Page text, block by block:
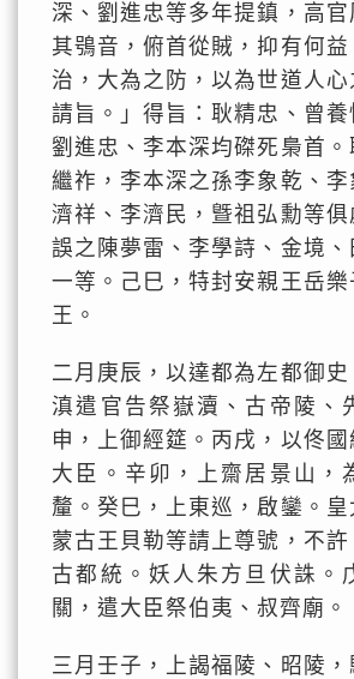
深、劉進忠等多年提鎮，高
其鴞音，俯首從賊，抑有何
治，大為之防，以為世道人
請旨。」得旨：耿精忠、曾養
劉進忠、李本深均磔死梟首
繼祚，李本深之孫李象乾、
濟祥、李濟民，曁祖弘勳等
誤之陳夢雷、李學詩、金境
一等。己巳，特封安親王岳
王。
二月庚辰，以達都為左都御
滇遣官告祭嶽瀆、古帝陵、
申，上御經筵。丙戌，以佟
大臣。辛卯，上齋居景山，
釐。癸巳，上東巡，啟鑾。皇
蒙古王貝勒等請上尊號，不許
古都統。妖人朱方旦伏誅。
關，遣大臣祭伯夷、叔齊廟。
三月壬子，上謁福陵、昭陵，